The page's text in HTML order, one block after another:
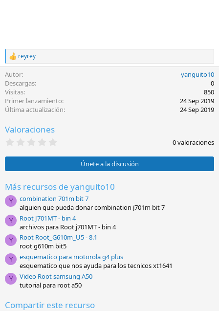
R
e
a
c
c
i
o
n
s
reyrey
Autor
yanguito10
Descargas
0
Visitas
850
Primer lanzamiento
24 Sep 2019
Última actualización
24 Sep 2019
Valoraciones
0
e
t
r
e
l
a
(
s
)
0 valoraciones
Únete a la discusión
Más recursos de yanguito10
Y
combination 701m bit 7
alguien que pueda donar combination j701m bit 7
Y
Root J701MT - bin 4
archivos para Root j701MT - bin 4
Y
Root Root_G610m_U5 - 8.1
root g610m bit5
Y
esquematico para motorola g4 plus
esquematico que nos ayuda para los tecnicos xt1641
Y
Video Root samsung A50
tutorial para root a50
Compartir este recurso